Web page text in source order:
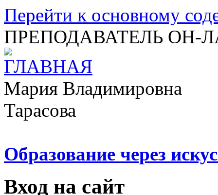
Перейти к основному
ПРЕПОДАВАТЕЛЬ ОН-
Мария Владимировна
Тарасова
Образование через
Вход на сайт